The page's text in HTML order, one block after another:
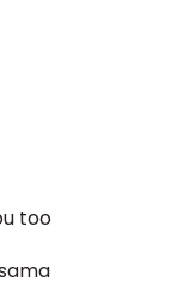
too